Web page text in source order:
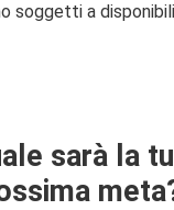
soggetti a
sarà la